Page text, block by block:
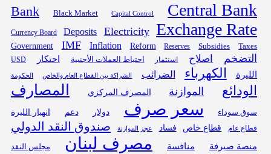
Bank Black Market Capital Control Central Bank
Currency Board Deposits Electricity Exchange Rate
Government IMF Inflation Reform Reserves Subsidies
Taxes
USD
احتكار احتياط العملات الأجنبية استثمار اصلاح التضخم
الحكومة الشراكة بين القطاع العام والخاص الضرائب الكهرباء الليرة
المصارف المصرف المركزي الموازنة الودائع
انهيار الليرة دعم دولار سعر صرف سوق سوداء
صندوق النقد الدولي عجز الموازنة فساد قطاع خاص قطاع عام
مجلس النقد مصرف لبنان منافسة منصة صيرفة